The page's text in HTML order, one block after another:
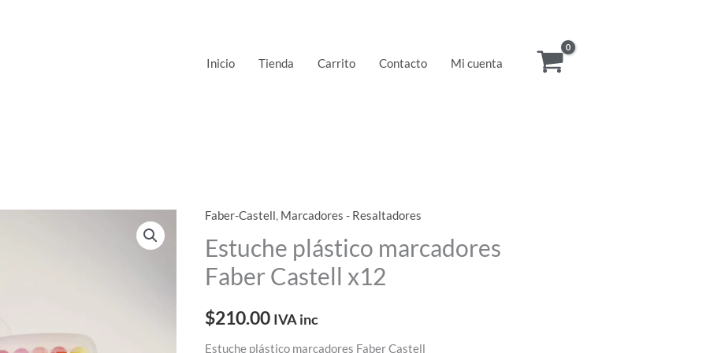
Inicio Tienda Carrito Contacto Mi cuenta
Faber-Castell, Marcadores - Resaltadores
Estuche plástico marcadores
Faber Castell x12
$210.00 IVA inc
Estuche plástico marcadores Faber Castell
Estuche
plástico
marcadores
Faber
x12
cantidad